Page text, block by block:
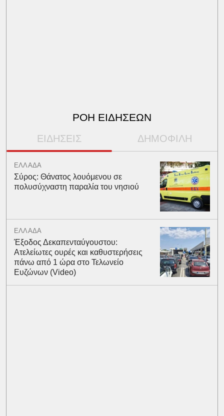
ΡΟΗ ΕΙΔΗΣΕΩΝ
ΕΙΔΗΣΕΙΣ ΔΗΜΟΦΙΛΗ
ΕΛΛΑΔΑ
Σύρος: Θάνατος λουόμενου σε
πολυσύχναστη παραλία του νησιού
ΕΛΛΑΔΑ
Έξοδος Δεκαπενταύγουστου:
Ατελείωτες ουρές και καθυστερήσεις
πάνω από 1 ώρα στο Τελωνείο
Ευζώνων (Video)